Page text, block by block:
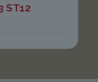
ST12